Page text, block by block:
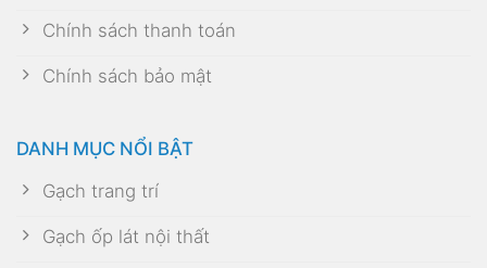
Chính sách thanh toán
Chính sách bảo mật
DANH MỤC NỔI BẬT
Gạch trang trí
Gạch ốp lát nội thất